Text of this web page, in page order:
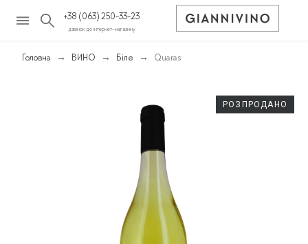
+38 (063) 250-33-23
дзвінок до інтернет-магазину
Головна ВИНО Біле Quaras
РОЗПРОДАНО